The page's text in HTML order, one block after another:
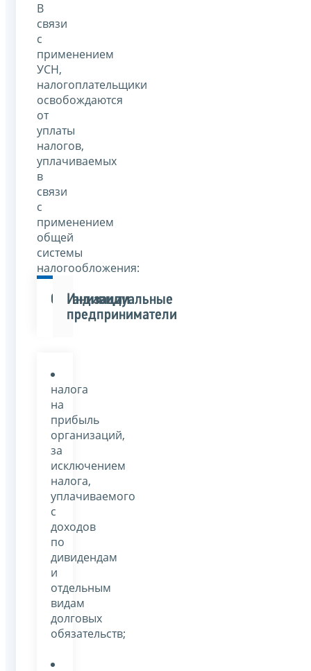
В
связи
с
применением
УСН,
налогоплательщики
освобождаются
от
уплаты
налогов,
уплачиваемых
в
связи
с
применением
общей
системы
налогообложения:
Организации
Индивидуальные
предприниматели
налога
на
прибыль
организаций,
за
исключением
налога,
уплачиваемого
с
доходов
по
дивидендам
и
отдельным
видам
долговых
обязательств;